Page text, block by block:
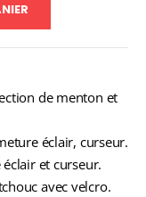
de menton et
éclair, curseur.
et curseur.
avec velcro.